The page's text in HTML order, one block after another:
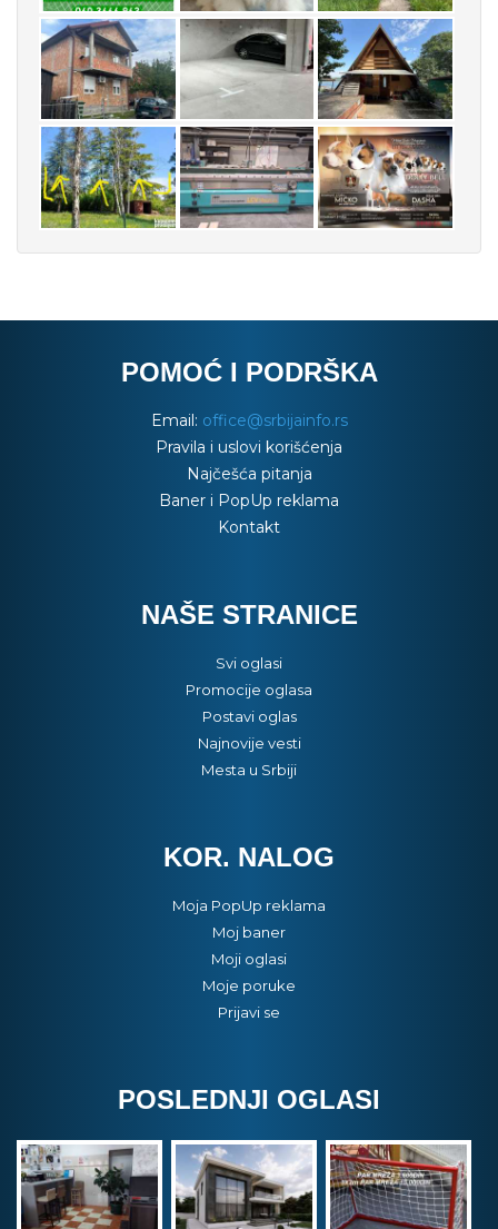
POMOĆ I PODRŠKA
Email: office@srbijainfo.rs
Pravila i uslovi korišćenja
Najčešća pitanja
Baner i PopUp reklama
Kontakt
NAŠE STRANICE
Svi oglasi
Promocije oglasa
Postavi oglas
Najnovije vesti
Mesta u Srbiji
KOR. NALOG
Moja PopUp reklama
Moj baner
Moji oglasi
Moje poruke
Prijavi se
POSLEDNJI OGLASI